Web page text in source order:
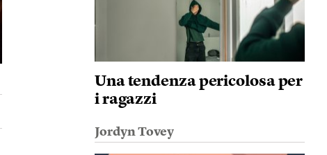
Una tendenza pericolosa per
i ragazzi
Jordyn Tovey